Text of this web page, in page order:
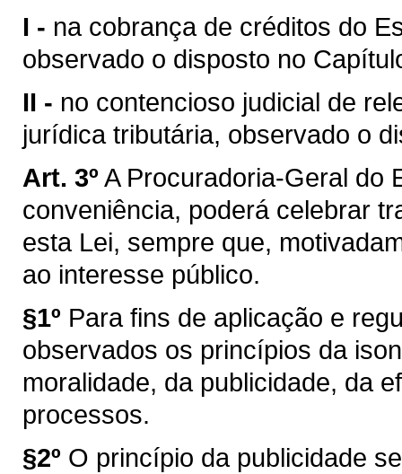
I - na cobrança de créditos do
observado o disposto no
II - no contencioso judicial de
jurídica tributária, observado o
Art. 3º A Procuradoria-Geral do
conveniência, poderá celebrar
esta Lei, sempre que,
ao interesse público.
§1º Para fins de aplicação e
observados os princípios da
moralidade, da publicidade, da
processos.
§2º O princípio da publicidade